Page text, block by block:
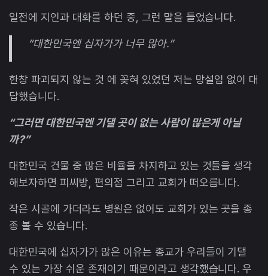
일전에 지인과 대화를 하던 중, 그런 말을 들었습니다.
“대한민국엔 십자가가 너무 많아.”
한창 파괴되지 않는 것 에 꽂혀 있었던 저는 망설임 없이 대
답했습니다.
“그러면 대한민국엔 기댈 곳이 없는 사람이 많은게 아닐
까?”
대한민국 건물 중 많은 비율을 차지하고 있는 것들을 생각
해보자하면 피씨방, 편의점 그리고 교회가 떠오릅니다.
작은 시골에 가더라도 병원은 없어도 교회가 있는 곳을 종
종 볼 수 있습니다.
대한민국에 십자가가 많은 이유는 종교가 우리들이 기댈
수 있는 가장 쉬운 존재이기 때문이라고 생각했습니다. 우